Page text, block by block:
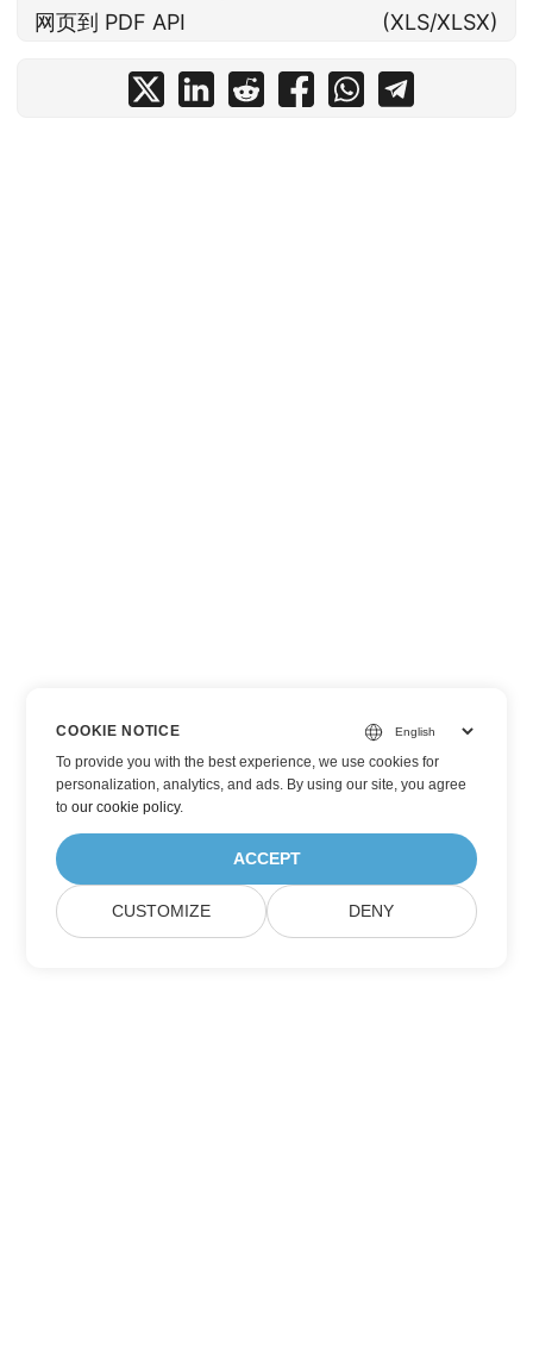
网页到 PDF API
(XLS/XLSX)
COOKIE NOTICE
To provide you with the best experience, we use cookies for
personalization, analytics, and ads. By using our site, you agree
toour cookie policy.
ACCEPT
CUSTOMIZE DENY